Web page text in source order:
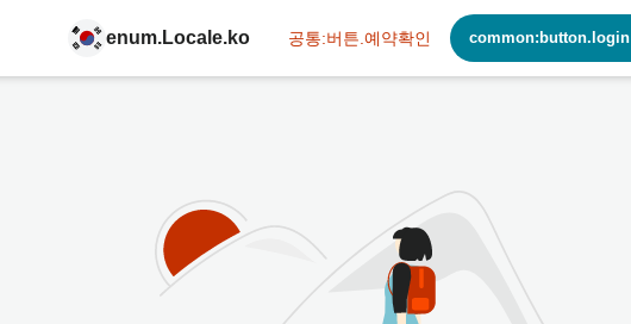
enum.Locale.ko 공통:버튼.예약확인 common:button.login